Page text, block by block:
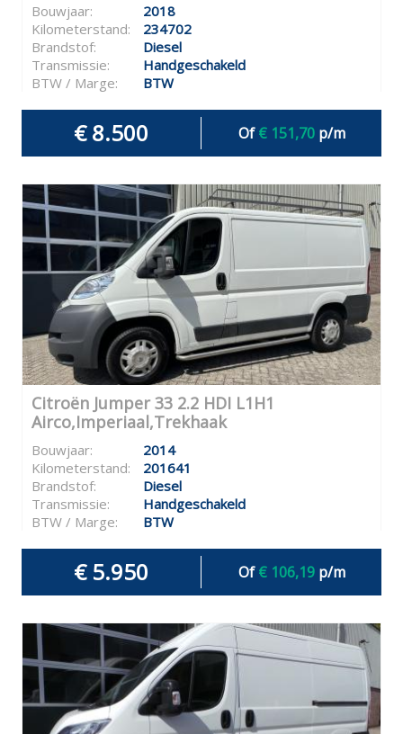
Bouwjaar:
2018
Kilometerstand:
234702
Brandstof:
Diesel
Transmissie:
Handgeschakeld
BTW / Marge:
BTW
€ 8.500 Of€ 151,70p/m
Citroën Jumper 33 2.2 HDI L1H1
Airco,Imperiaal,Trekhaak
Bouwjaar:
2014
Kilometerstand:
201641
Brandstof:
Diesel
Transmissie:
Handgeschakeld
BTW / Marge:
BTW
€ 5.950 Of€ 106,19p/m